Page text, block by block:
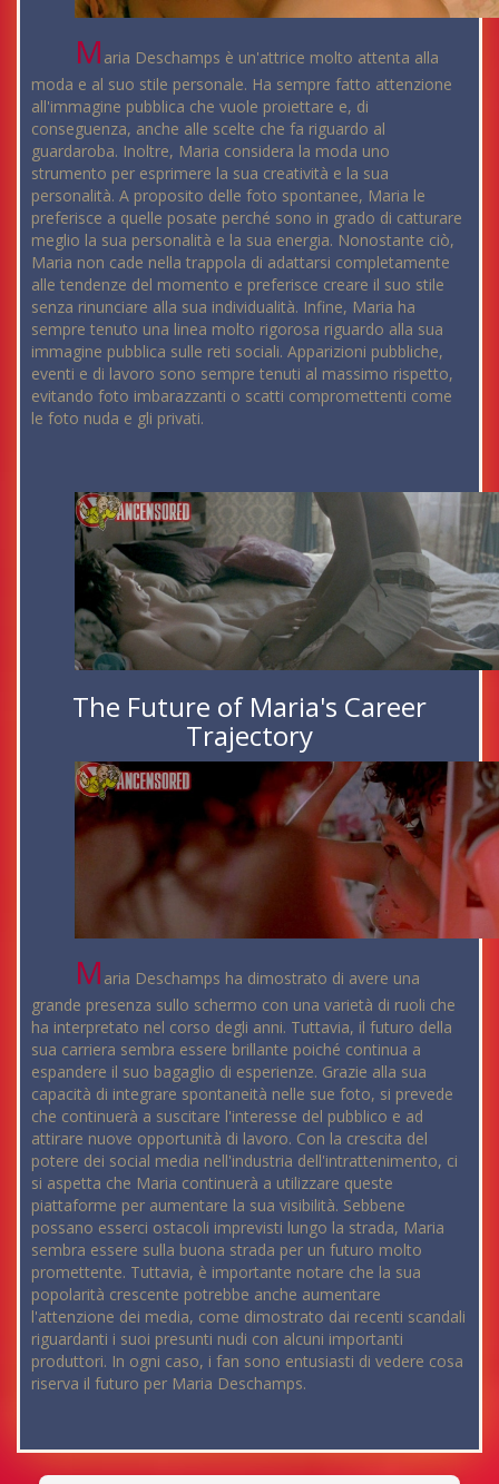
M aria Deschamps è un'attrice molto attenta alla
moda e al suo stile personale. Ha sempre fatto attenzione
all'immagine pubblica che vuole proiettare e, di
conseguenza, anche alle scelte che fa riguardo al
guardaroba. Inoltre, Maria considera la moda uno
strumento per esprimere la sua creatività e la sua
personalità. A proposito delle foto spontanee, Maria le
preferisce a quelle posate perché sono in grado di catturare
meglio la sua personalità e la sua energia. Nonostante ciò,
Maria non cade nella trappola di adattarsi completamente
alle tendenze del momento e preferisce creare il suo stile
senza rinunciare alla sua individualità. Infine, Maria ha
sempre tenuto una linea molto rigorosa riguardo alla sua
immagine pubblica sulle reti sociali. Apparizioni pubbliche,
eventi e di lavoro sono sempre tenuti al massimo rispetto,
evitando foto imbarazzanti o scatti compromettenti come
le foto nuda e gli privati.
The Future of Maria's Career
Trajectory
M aria Deschamps ha dimostrato di avere una
grande presenza sullo schermo con una varietà di ruoli che
ha interpretato nel corso degli anni. Tuttavia, il futuro della
sua carriera sembra essere brillante poiché continua a
espandere il suo bagaglio di esperienze. Grazie alla sua
capacità di integrare spontaneità nelle sue foto, si prevede
che continuerà a suscitare l'interesse del pubblico e ad
attirare nuove opportunità di lavoro. Con la crescita del
potere dei social media nell'industria dell'intrattenimento, ci
si aspetta che Maria continuerà a utilizzare queste
piattaforme per aumentare la sua visibilità. Sebbene
possano esserci ostacoli imprevisti lungo la strada, Maria
sembra essere sulla buona strada per un futuro molto
promettente. Tuttavia, è importante notare che la sua
popolarità crescente potrebbe anche aumentare
l'attenzione dei media, come dimostrato dai recenti scandali
riguardanti i suoi presunti nudi con alcuni importanti
produttori. In ogni caso, i fan sono entusiasti di vedere cosa
riserva il futuro per Maria Deschamps.